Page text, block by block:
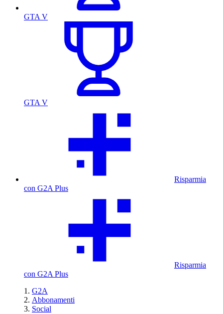
GTA V
GTA V
Risparmia
con G2A Plus
Risparmia
con G2A Plus
G2A
Abbonamenti
Social